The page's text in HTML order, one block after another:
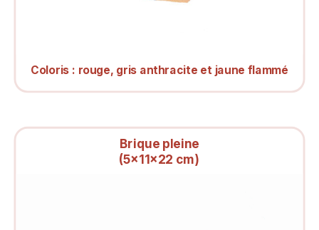
Coloris : rouge, gris anthracite et jaune flammé
Brique pleine
(5x11x22 cm)